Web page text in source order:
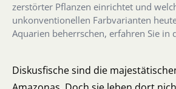
zerstörter Pflanzen einrichtet und
unkonventionellen Farbvarianten
Aquarien beherrschen, erfahren Sie in
Diskusfische sind die